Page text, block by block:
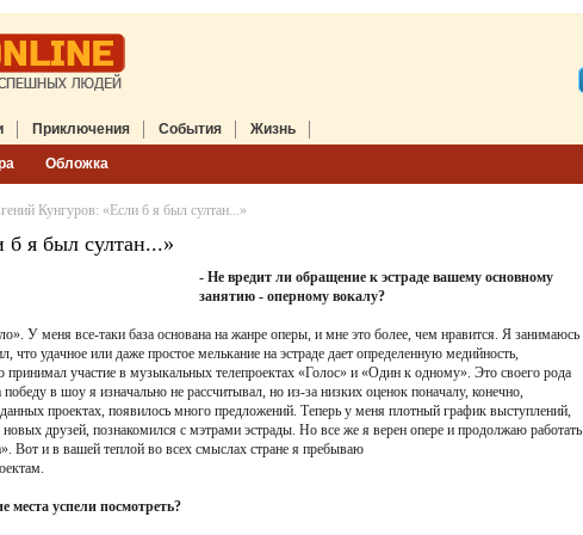
Обложка
Приключения События Жизнь
Кунгуров: «Если б я был султан...»
б я был султан...»
- Не вредит ли обращение к эстраде вашему основному
занятию - оперному вокалу?
У меня все-таки база основана на жанре оперы, и мне это более, чем нравится. Я занимаюсь
что удачное или даже простое мелькание на эстраде дает определенную медийность,
участие в музыкальных телепроектах «Голос» и «Один к одному». Это своего рода
в шоу я изначально не рассчитывал, но из-за низких оценок поначалу, конечно,
проектах, появилось много предложений. Теперь у меня плотный график выступлений,
друзей, познакомился с мэтрами эстрады. Но все же я верен опере и продолжаю работать
Вот и в вашей теплой во всех смыслах стране я пребываю
успели посмотреть?